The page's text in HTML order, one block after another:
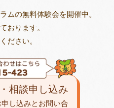
ムの無料体験会を開催中。
おります。
ださい。
相談申し込み
し込みとお問い合